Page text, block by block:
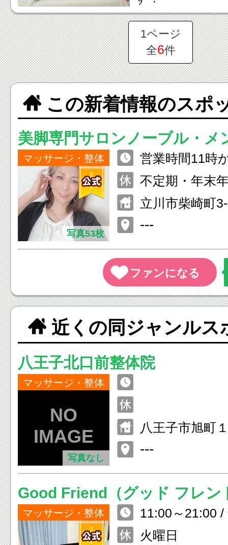
https://
#美脚講師 #ず
マエストラ #上
マッサージ #家
マブックス #
#美脚になりた
たい #パジャマでゴロゴロし
ながら出来る
1ページ
全6件
この新着情報のスポ
美脚専門サロンノーブル・メ
ーブル
マッサージ・整体
写真53枚
営業時間11時
不定期・年末
あります。プ
立川市柴崎町
---
近くの同ジャンルス
八王子北口前整体院
マッサージ・整体
写真なし
八王子市旭町
---
Good Friend（グッド フレン
マッサージ・整体
11:00～21:00
0
火曜日